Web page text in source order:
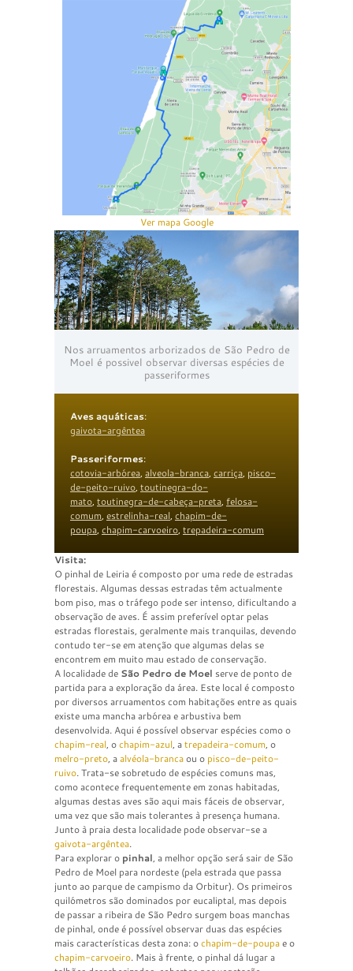
Ver mapa Google
Nos arruamentos arborizados de São Pedro de
Moel é possivel observar diversas espécies de
passeriformes
Aves aquáticas:
gaivota-argêntea
Passeriformes:
cotovia-arbórea, alveola-branca, carriça, pisco-
de-peito-ruivo, toutinegra-do-
mato, toutinegra-de-cabeça-preta, felosa-
comum, estrelinha-real, chapim-de-
poupa, chapim-carvoeiro, trepadeira-comum
Visita:
O pinhal de Leiria é composto por uma rede de estradas
florestais. Algumas dessas estradas têm actualmente
bom piso, mas o tráfego pode ser intenso, dificultando a
observação de aves. É assim preferível optar pelas
estradas florestais, geralmente mais tranquilas, devendo
contudo ter-se em atenção que algumas delas se
encontrem em muito mau estado de conservação.
A localidade de São Pedro de Moel serve de ponto de
partida para a exploração da área. Este local é composto
por diversos arruamentos com habitações entre as quais
existe uma mancha arbórea e arbustiva bem
desenvolvida. Aqui é possível observar espécies como o
chapim-real, ochapim-azul, atrepadeira-comum, o
melro-preto, aalvéola-brancaou o pisco-de-peito-
ruivo. Trata-se sobretudo de espécies comuns mas,
como acontece frequentemente em zonas habitadas,
algumas destas aves são aqui mais fáceis de observar,
uma vez que são mais tolerantes à presença humana.
Junto à praia desta localidade pode observar-se a
gaivota-argêntea.
Para explorar o pinhal, a melhor opção será sair de São
Pedro de Moel para nordeste (pela estrada que passa
junto ao parque de campismo da Orbitur). Os primeiros
quilómetros são dominados por eucaliptal, mas depois
de passar a ribeira de São Pedro surgem boas manchas
de pinhal, onde é possível observar duas das espécies
mais características desta zona: ochapim-de-poupae o
chapim-carvoeiro. Mais à frente, o pinhal dá lugar a